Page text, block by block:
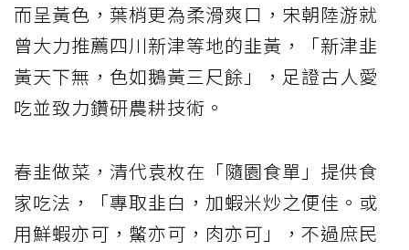
而呈黃色，葉梢更為柔滑爽口，宋朝陸游就
曾大力推薦四川新津等地的韭黃，「新津韭
黃天下無，色如鵝黃三尺餘」，足證古人愛
吃並致力鑽研農耕技術。
春韭做菜，清代袁枚在「隨園食單」提供食
家吃法，「專取韭白，加蝦米炒之便佳。或
用鮮蝦亦可，鱉亦可，肉亦可」，不過庶民